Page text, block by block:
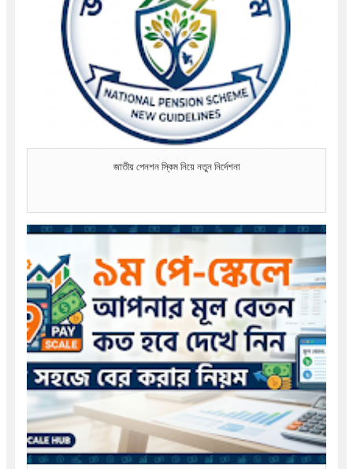
জাতীয় পেনশন স্কিম নিয়ে নতুন নির্দেশনা